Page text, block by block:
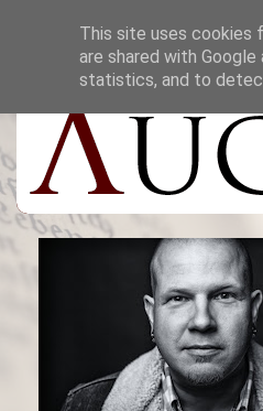
This site uses cookies
are shared with
statistics, and to